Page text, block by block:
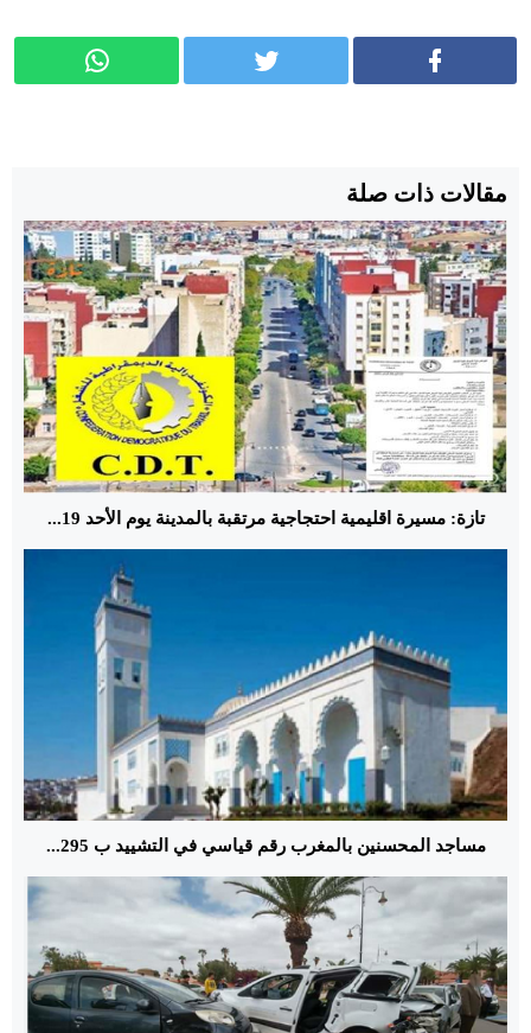
مقالات ذات صلة
تازة: مسيرة اقليمية احتجاجية مرتقبة بالمدينة يوم الأحد 19...
مساجد المحسنين بالمغرب رقم قياسي في التشييد ب 295...